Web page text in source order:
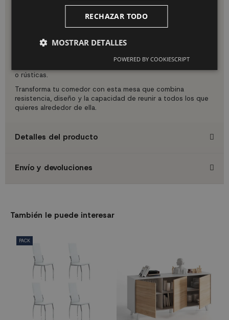
Comedores amplios, cocinas office, lofts,
espacios de trabajo colaborativo o cualquier ambiente
Estilo Industrial con Carácter:El contraste entre el metal
negro de las patas y la calidez del tablero con veteado de
madera crea una estética industrial moderna que combina
o rústicas.
Transforma tu comedor con esta mesa que combina
resistencia, diseño y la capacidad de reunir a todos los que
quieres alrededor de ella.
Detalles del producto
Envío y devoluciones
También le puede interesar
PACK
RECHAZAR TODO
MOSTRAR DETALLES
POWERED BY COOKIESCRIPT